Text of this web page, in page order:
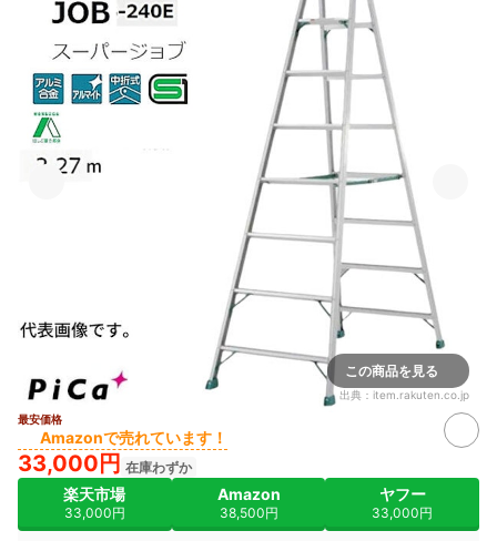
この商品を見る
出典： item.rakuten.co.jp
最安価格
Amazonで売れています！
33,000円 在庫わずか
楽天市場
33,000円
Amazon
38,500円
ヤフー
33,000円